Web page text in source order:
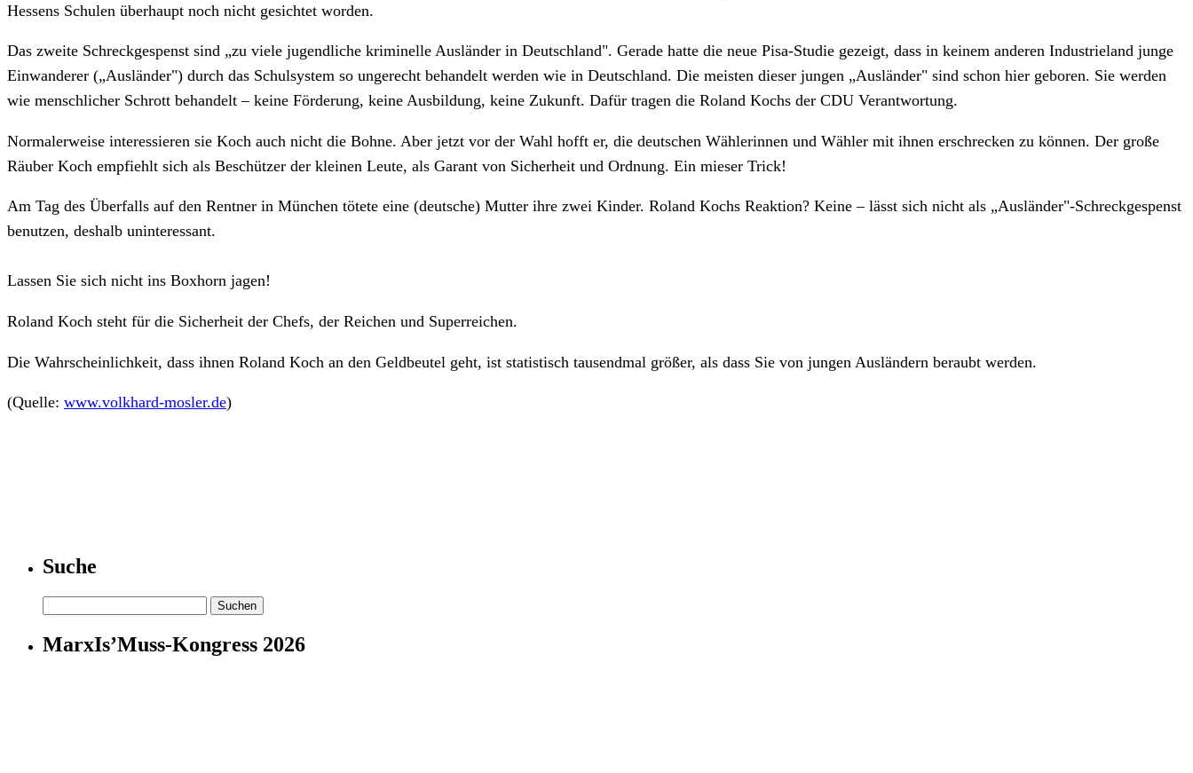
Hessens Schulen überhaupt noch nicht gesichtet worden.
Das zweite Schreckgespenst sind „zu viele jugendliche kriminelle Ausländer in Deutschland". Gerade hatte die neue Pisa-Studie gezeigt, dass in keinem anderen Industrieland junge
Einwanderer („Ausländer") durch das Schulsystem so ungerecht behandelt werden wie in Deutschland. Die meisten dieser jungen „Ausländer" sind schon hier geboren. Sie werden
wie menschlicher Schrott behandelt – keine Förderung, keine Ausbildung, keine Zukunft. Dafür tragen die Roland Kochs der CDU Verantwortung.
Normalerweise interessieren sie Koch auch nicht die Bohne. Aber jetzt vor der Wahl hofft er, die deutschen Wählerinnen und Wähler mit ihnen erschrecken zu können. Der große
Räuber Koch empfiehlt sich als Beschützer der kleinen Leute, als Garant von Sicherheit und Ordnung. Ein mieser Trick!
Am Tag des Überfalls auf den Rentner in München tötete eine (deutsche) Mutter ihre zwei Kinder. Roland Kochs Reaktion? Keine – lässt sich nicht als „Ausländer"-Schreckgespenst
benutzen, deshalb uninteressant.
Lassen Sie sich nicht ins Boxhorn jagen!
Roland Koch steht für die Sicherheit der Chefs, der Reichen und Superreichen.
Die Wahrscheinlichkeit, dass ihnen Roland Koch an den Geldbeutel geht, ist statistisch tausendmal größer, als dass Sie von jungen Ausländern beraubt werden.
(Quelle: www.volkhard-mosler.de)
Suche
nach:
MarxIs’Muss-Kongress 2026